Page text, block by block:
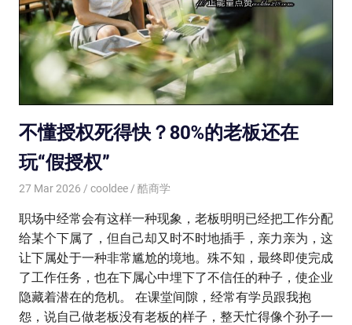
不懂授权死得快？80%的老板还在
玩“假授权”
27 Mar 2026 cooldee 酷商学
职场中经常会有这样一种现象，老板明明已经把工作分配
给某个下属了，但自己却又时不时地插手，亲力亲为，这
让下属处于一种非常尴尬的境地。殊不知，最终即使完成
了工作任务，也在下属心中埋下了不信任的种子，使企业
隐藏着潜在的危机。 在课堂间隙，经常有学员跟我抱
怨，说自己做老板没有老板的样子，整天忙得像个孙子一